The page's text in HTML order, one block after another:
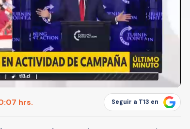
hrs. Seguir a T13 en